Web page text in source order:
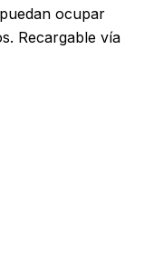
ocupar
Recargable vía